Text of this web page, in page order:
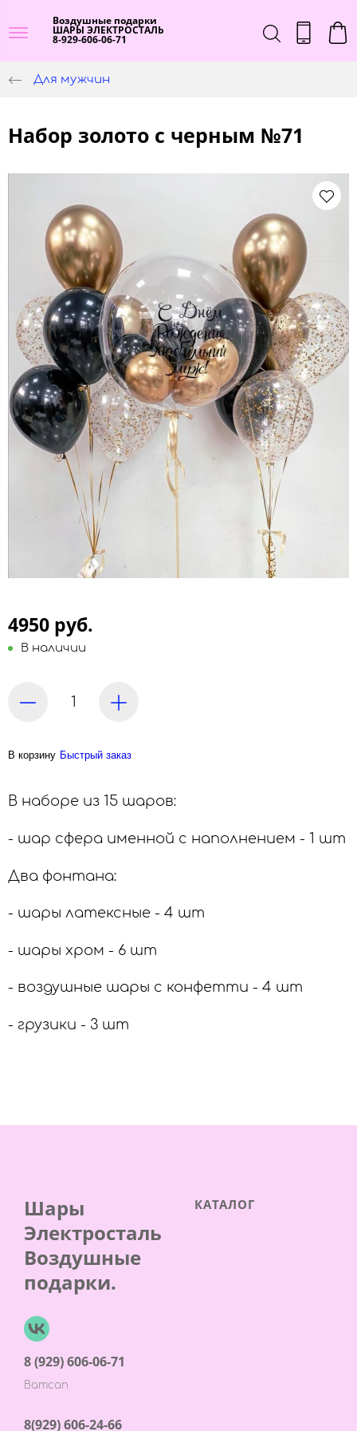
Воздушные подарки
ШАРЫ ЭЛЕКТРОСТАЛЬ
8-929-606-06-71
Для мужчин
Набор золото с черным №71
4950 руб.
В наличии
В корзину Быстрый заказ
В наборе из 15 шаров:
- шар сфера именной с наполнением - 1 шт
Два фонтана:
- шары латексные - 4 шт
- шары хром - 6 шт
- воздушные шары с конфетти - 4 шт
- грузики - 3 шт
Шары
Электросталь
Воздушные
подарки.
8 (929) 606-06-71
Ватсап
8(929) 606-24-66
КАТАЛОГ